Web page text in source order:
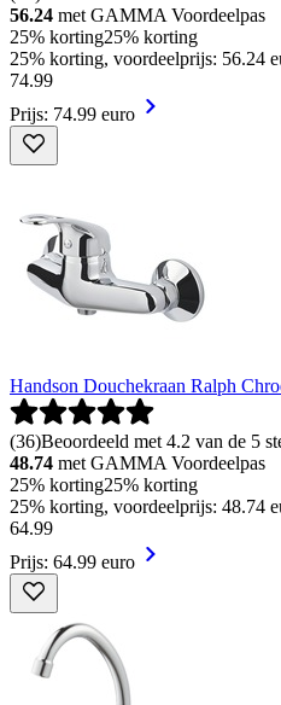
56.24 met GAMMA Voordeelpas
25% korting25% korting
25% korting, voordeelprijs: 56.24
74.99
Prijs: 74.99 euro
Handson Douchekraan Ralph
(36)Beoordeeld met 4.2 van de 5
48.74 met GAMMA Voordeelpas
25% korting25% korting
25% korting, voordeelprijs: 48.74
64.99
Prijs: 64.99 euro